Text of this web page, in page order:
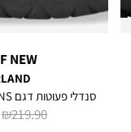
NEW
סנדלי פעוטות דגם PERKINS עם סגירת סקוץ’
מחיר
219.90 ₪